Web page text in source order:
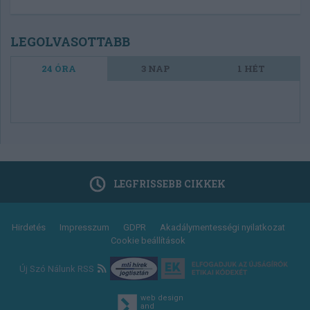
LEGOLVASOTTABB
24 ÓRA 3 NAP 1 HÉT
LEGFRISSEBB CIKKEK
Footer
Hirdetés Impresszum GDPR
Akadálymentességi nyilatkozat
Cookie beállítások
Új Szó Nálunk RSS
web design
and